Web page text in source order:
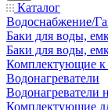
Каталог
Водоснабжение/
Баки для воды,
Баки для воды,
Комплектующие к
Водонагреватели
Водонагреватели
Комплектующие